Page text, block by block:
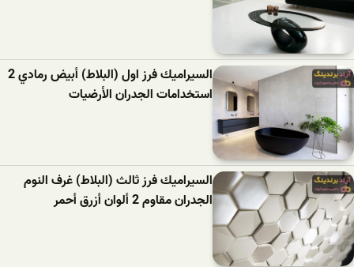
السیرامیك فرز اول (البلاط) أبيض رمادي 2
استخدامات الجدران الأرضيات
السیرامیك فرز ثالث (البلاط) غرف النوم
الجدران مقاوم 2 ألوان أزرق أحمر